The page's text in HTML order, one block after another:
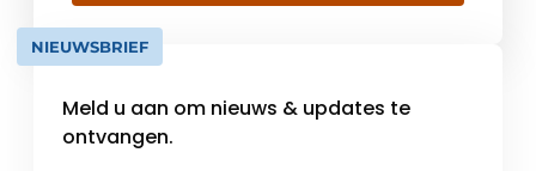
het beste van zichzelf om efficiënt de
klanten kwaliteit, innovatie en kennis bij […]
NIEUWSBRIEF
Meld u aan om nieuws & updates te
ontvangen.